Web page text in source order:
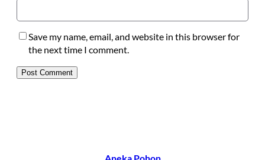
Save my name, email, and website in this browser for
the next time I comment.
Aneka Pohon